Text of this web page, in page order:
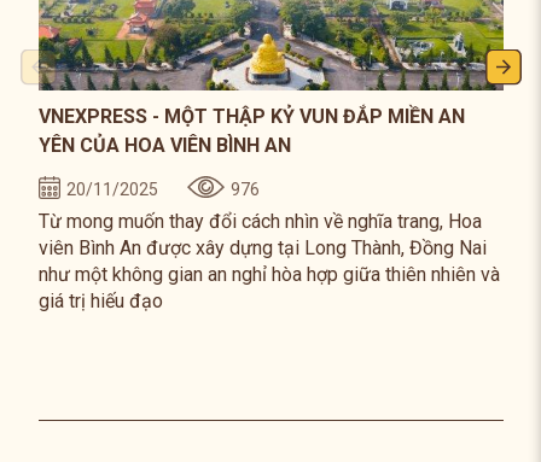
VNEXPRESS - MỘT THẬP KỶ VUN ĐẮP MIỀN AN
YÊN CỦA HOA VIÊN BÌNH AN
20/11/2025 976
Từ mong muốn thay đổi cách nhìn về nghĩa trang, Hoa
viên Bình An được xây dựng tại Long Thành, Đồng Nai
như một không gian an nghỉ hòa hợp giữa thiên nhiên và
giá trị hiếu đạo